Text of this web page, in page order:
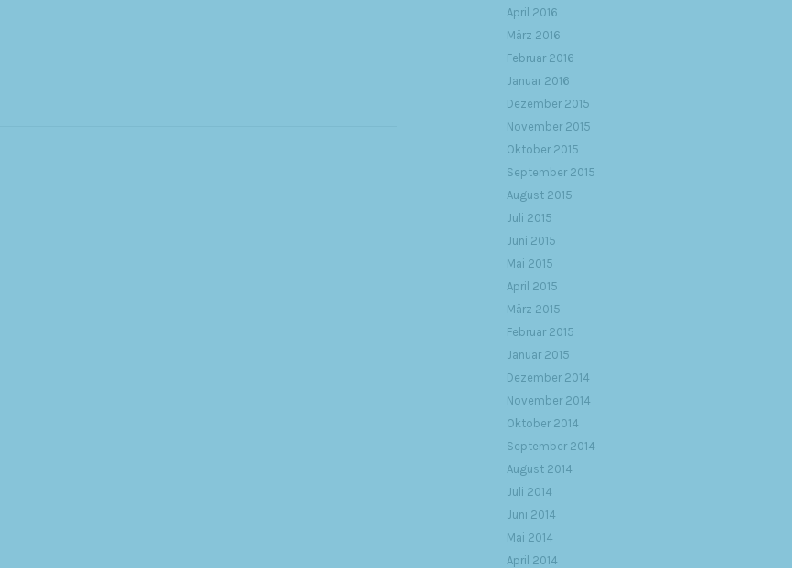
April 2016
März 2016
Februar 2016
Januar 2016
Dezember 2015
November 2015
Oktober 2015
September 2015
August 2015
Juli 2015
Juni 2015
Mai 2015
April 2015
März 2015
Februar 2015
Januar 2015
Dezember 2014
November 2014
Oktober 2014
September 2014
August 2014
Juli 2014
Juni 2014
Mai 2014
April 2014